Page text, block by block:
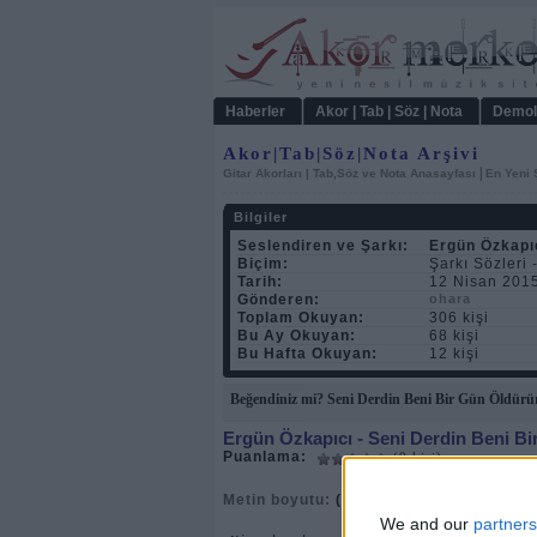
We and our partners
Haberler Akor | Tab | Söz | Nota
Akor|Tab|Söz|Nota Arşivi
Gitar Akorları | Tab,Söz ve Nota Anasayfası En Yeni
Bilgiler
Seslendiren ve Şarkı: Ergün
Biçim:
Şarkı Sözleri
Tarih:
12 Nisan
Gönderen:
ohara
Toplam Okuyan:
306 kişi
Bu Ay Okuyan:
68 kişi
Bu Hafta Okuyan:
12 kişi
Beğendiniz mi? Seni Derdin Beni Bir Gün Öldürür
Ergün Özkapıcı - Seni Derdin Beni
Puanlama: (0 kişi)
Metin boyutu: ( + Büyült )